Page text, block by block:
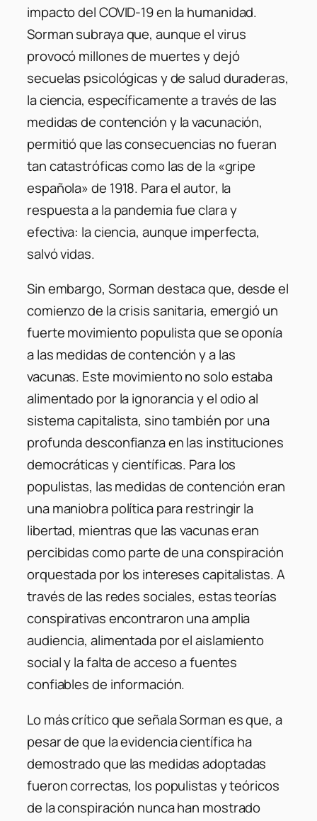
impacto del COVID-19 en la humanidad.
Sorman subraya que, aunque el virus
provocó millones de muertes y dejó
secuelas psicológicas y de salud duraderas,
la ciencia, específicamente a través de las
medidas de contención y la vacunación,
permitió que las consecuencias no fueran
tan catastróficas como las de la «gripe
española» de 1918. Para el autor, la
respuesta a la pandemia fue clara y
efectiva: la ciencia, aunque imperfecta,
salvó vidas.
Sin embargo, Sorman destaca que, desde el
comienzo de la crisis sanitaria, emergió un
fuerte movimiento populista que se oponía
a las medidas de contención y a las
vacunas. Este movimiento no solo estaba
alimentado por la ignorancia y el odio al
sistema capitalista, sino también por una
profunda desconfianza en las instituciones
democráticas y científicas. Para los
populistas, las medidas de contención eran
una maniobra política para restringir la
libertad, mientras que las vacunas eran
percibidas como parte de una conspiración
orquestada por los intereses capitalistas. A
través de las redes sociales, estas teorías
conspirativas encontraron una amplia
audiencia, alimentada por el aislamiento
social y la falta de acceso a fuentes
confiables de información.
Lo más crítico que señala Sorman es que, a
pesar de que la evidencia científica ha
demostrado que las medidas adoptadas
fueron correctas, los populistas y teóricos
de la conspiración nunca han mostrado